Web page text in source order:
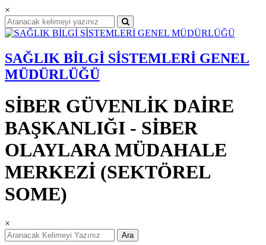
×
SAĞLIK BİLGİ SİSTEMLERİ GENEL
MÜDÜRLÜĞÜ
SİBER GÜVENLİK DAİRE
BAŞKANLIĞI - SİBER
OLAYLARA MÜDAHALE
MERKEZİ (SEKTÖREL
SOME)
×
Ara